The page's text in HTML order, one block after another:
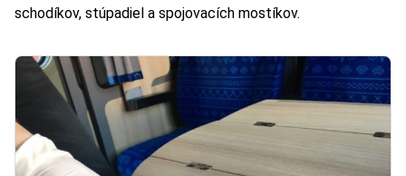
schodíkov, stúpadiel a spojovacích mostíkov.